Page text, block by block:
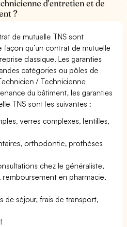
d'entretien et de
?
de mutuelle TNS sont
façon qu’un contrat de mutuelle
classique. Les garanties
catégories ou pôles de
/ Technicienne
du bâtiment, les garanties
TNS sont les suivantes :
verres complexes, lentilles,
orthodontie, prothèses
chez le généraliste,
remboursement en pharmacie,
de séjour, frais de transport,